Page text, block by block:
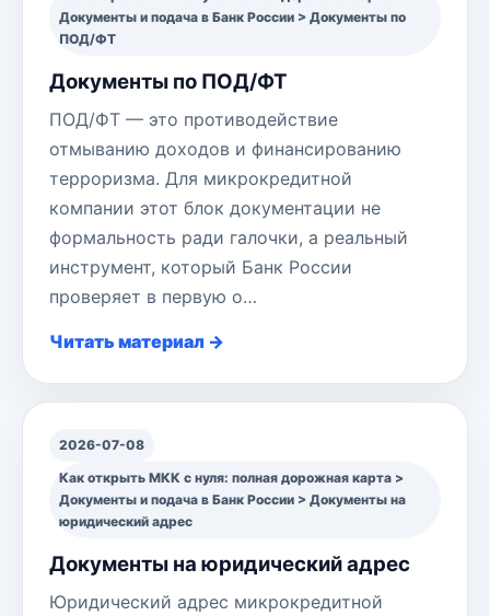
Документы и подача в Банк России > Документы по
ПОД/ФТ
Документы по ПОД/ФТ
ПОД/ФТ — это противодействие
отмыванию доходов и финансированию
терроризма. Для микрокредитной
компании этот блок документации не
формальность ради галочки, а реальный
инструмент, который Банк России
проверяет в первую о…
Читать материал →
2026-07-08
Как открыть МКК с нуля: полная дорожная карта >
Документы и подача в Банк России > Документы на
юридический адрес
Документы на юридический адрес
Юридический адрес микрокредитной